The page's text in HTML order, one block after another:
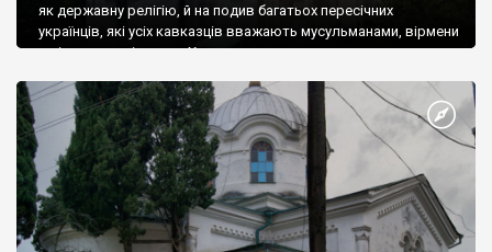
як державну релігію, й на подив багатьох пересічних
українців, які усіх кавказців вважають мусульманами, вірмени
є відданими вірянами Христа